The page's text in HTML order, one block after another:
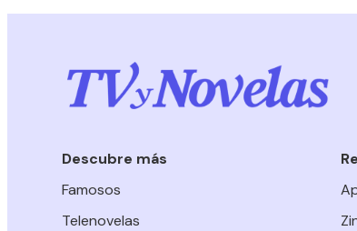
Descubre más
Famosos
Telenovelas